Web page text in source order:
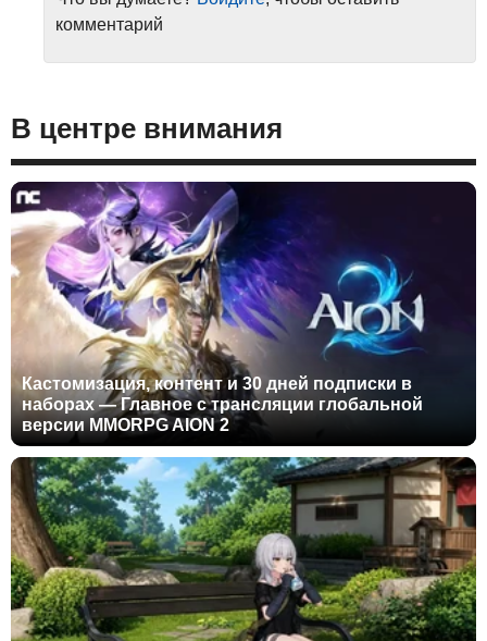
комментарий
В центре внимания
Кастомизация, контент и 30 дней подписки в
наборах — Главное с трансляции глобальной
версии MMORPG AION 2